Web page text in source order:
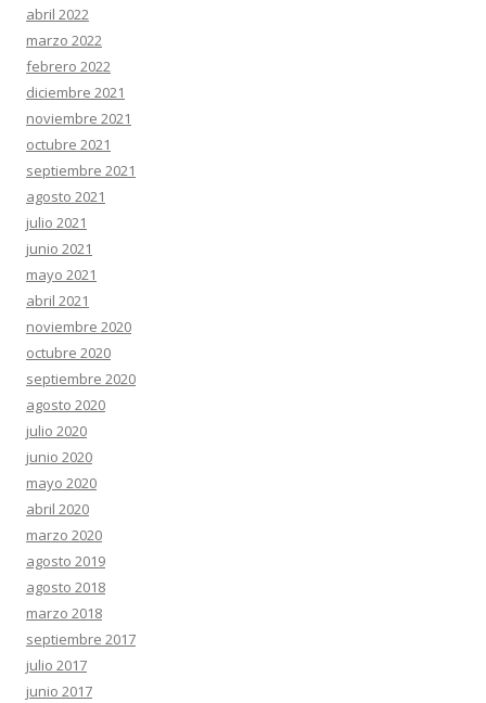
abril 2022
marzo 2022
febrero 2022
diciembre 2021
noviembre 2021
octubre 2021
septiembre 2021
agosto 2021
julio 2021
junio 2021
mayo 2021
abril 2021
noviembre 2020
octubre 2020
septiembre 2020
agosto 2020
julio 2020
junio 2020
mayo 2020
abril 2020
marzo 2020
agosto 2019
agosto 2018
marzo 2018
septiembre 2017
julio 2017
junio 2017